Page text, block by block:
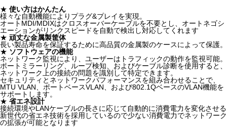
★ 使い方はかんたん
様々な自動機能によりプラグ&プレイを実現。
オートMDI/MDIXはクロスオーバーケーブルを不要とし、オートネゴシ
エーションがリンクスピードを自動で検出し対応してくれます
★ 頑丈な金属製筐体
長い製品寿命を保証するために高品質の金属製のケースによって保護。
★ ソフトウェアの機能
ネットワーク監視により、ユーザーはトラフィックの動作を監視可能。
ポートミラーリング、ループ検知、およびケーブル診断を使用すると、
ネットワーク上の接続の問題を識別して特定できます。
セキュリティとネットワークパフォーマンスを組み合わせることで、
MTU VLAN、ポートベースVLAN、および802.1QベースのVLAN機能を
サポートします。
★ 省エネ設計
接続環境やLANケーブルの長さに応じて自動的に消費電力を変化させる
新世代の省エネ技術を採用しているので少ない消費電力でネットワーク
の拡張が可能となります